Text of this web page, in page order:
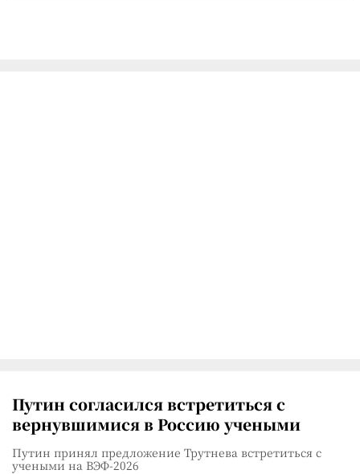
Путин согласился встретиться с
вернувшимися в Россию учеными
Путин принял предложение Трутнева встретиться с
учеными на ВЭФ-2026